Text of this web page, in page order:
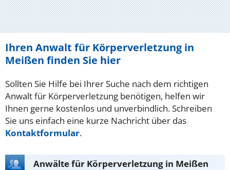
Ihren Anwalt für Körperverletzung in
Meißen finden Sie hier
Sollten Sie Hilfe bei Ihrer Suche nach dem richtigen
Anwalt für Körperverletzung benötigen, helfen wir
Ihnen gerne kostenlos und unverbindlich. Schreiben
Sie uns einfach eine kurze Nachricht über das
Kontaktformular.
Anwälte für Körperverletzung in Meißen